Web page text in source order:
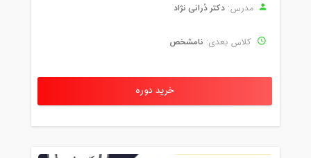
مدرس: دکتر دُرانی نژاد
کلاس بعدی: نامشخص
خرید دوره